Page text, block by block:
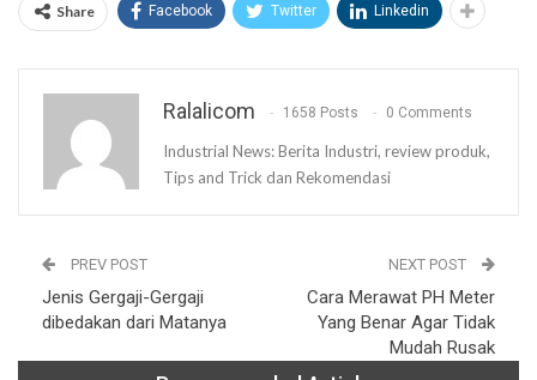
Share Facebook Twitter Linkedin
Ralalicom 1658 Posts 0 Comments
Industrial News: Berita Industri, review produk,
Tips and Trick dan Rekomendasi
PREV POST
Jenis Gergaji-Gergaji
dibedakan dari Matanya
NEXT POST
Cara Merawat PH Meter
Yang Benar Agar Tidak
Mudah Rusak